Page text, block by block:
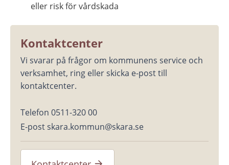
eller risk för vårdskada
Kontaktcenter
Vi svarar på frågor om kommunens service och
verksamhet, ring eller skicka e-post till
kontaktcenter.
Telefon 0511-320 00
E-post skara.kommun@skara.se